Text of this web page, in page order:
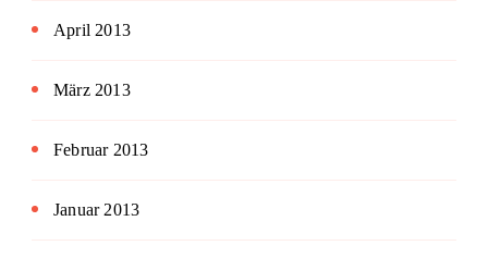
April 2013
März 2013
Februar 2013
Januar 2013